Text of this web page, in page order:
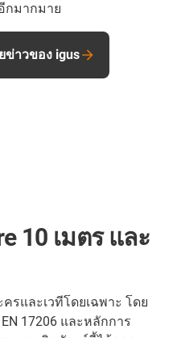
กมากมาย
ข่าวของ igus
10 เมตร และ
รและเวทีโดยเฉพาะ โดย
17206 และหลักการ